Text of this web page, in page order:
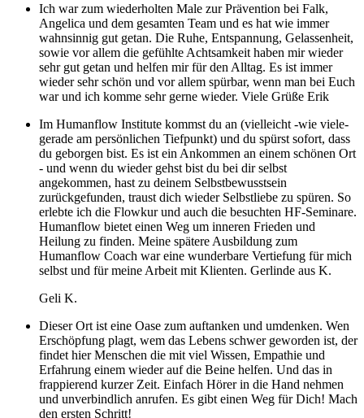
Ich war zum wiederholten Male zur Prävention bei Falk,
Angelica und dem gesamten Team und es hat wie immer
wahnsinnig gut getan. Die Ruhe, Entspannung, Gelassenheit,
sowie vor allem die gefühlte Achtsamkeit haben mir wieder
sehr gut getan und helfen mir für den Alltag. Es ist immer
wieder sehr schön und vor allem spürbar, wenn man bei Euch
war und ich komme sehr gerne wieder. Viele Grüße Erik
Im Humanflow Institute kommst du an (vielleicht -wie viele-
gerade am persönlichen Tiefpunkt) und du spürst sofort, dass
du geborgen bist. Es ist ein Ankommen an einem schönen Ort
- und wenn du wieder gehst bist du bei dir selbst
angekommen, hast zu deinem Selbstbewusstsein
zurückgefunden, traust dich wieder Selbstliebe zu spüren. So
erlebte ich die Flowkur und auch die besuchten HF-Seminare.
Humanflow bietet einen Weg um inneren Frieden und
Heilung zu finden. Meine spätere Ausbildung zum
Humanflow Coach war eine wunderbare Vertiefung für mich
selbst und für meine Arbeit mit Klienten. Gerlinde aus K.
Geli K.
Dieser Ort ist eine Oase zum auftanken und umdenken. Wen
Erschöpfung plagt, wem das Lebens schwer geworden ist, der
findet hier Menschen die mit viel Wissen, Empathie und
Erfahrung einem wieder auf die Beine helfen. Und das in
frappierend kurzer Zeit. Einfach Hörer in die Hand nehmen
und unverbindlich anrufen. Es gibt einen Weg für Dich! Mach
den ersten Schritt!